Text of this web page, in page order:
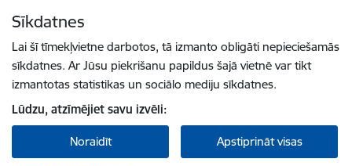
Sīkdatnes
Lai šī tīmekļvietne darbotos, tā izmanto obligāti nepieciešamās
sīkdatnes. Ar Jūsu piekrišanu papildus šajā vietnē var tikt
izmantotas statistikas un sociālo mediju sīkdatnes.
Lūdzu, atzīmējiet savu izvēli:
Noraidīt Apstiprināt visas